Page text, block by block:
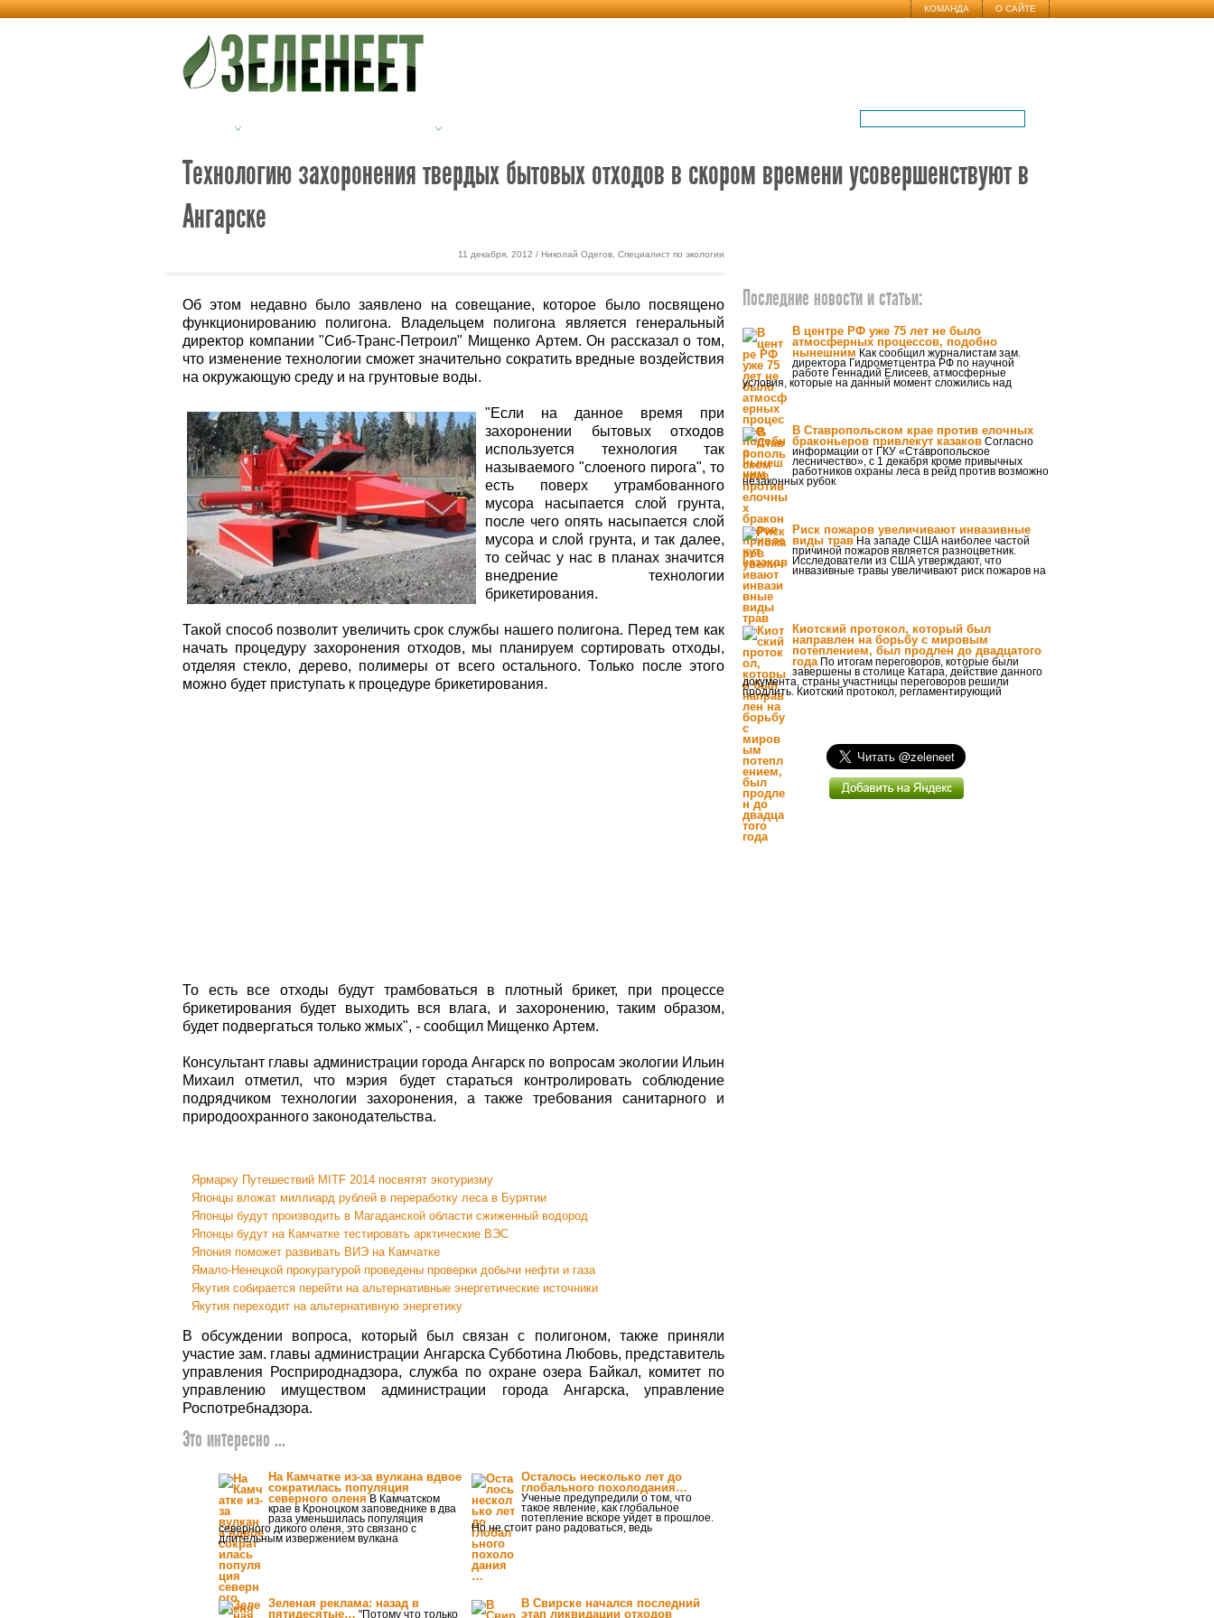
КОМАНДА О САЙТЕ
Технологию захоронения твердых бытовых отходов в скором времени усовершенствуют в
Ангарске
11 декабря, 2012 / Николай Одегов, Специалист по экологии
Об этом недавно было заявлено на совещание, которое было посвящено
функционированию полигона. Владельцем полигона является генеральный
директор компании "Сиб-Транс-Петроил" Мищенко Артем. Он рассказал о том,
что изменение технологии сможет значительно сократить вредные воздействия
на окружающую среду и на грунтовые воды.
"Если на данное время при
захоронении бытовых отходов
используется технология так
называемого "слоеного пирога", то
есть поверх утрамбованного
мусора насыпается слой грунта,
после чего опять насыпается слой
мусора и слой грунта, и так далее,
то сейчас у нас в планах значится
внедрение технологии
брикетирования.
Такой способ позволит увеличить срок службы нашего полигона. Перед тем как
начать процедуру захоронения отходов, мы планируем сортировать отходы,
отделяя стекло, дерево, полимеры от всего остального. Только после этого
можно будет приступать к процедуре брикетирования.
То есть все отходы будут трамбоваться в плотный брикет, при процессе
брикетирования будет выходить вся влага, и захоронению, таким образом,
будет подвергаться только жмых", - сообщил Мищенко Артем.
Консультант главы администрации города Ангарск по вопросам экологии Ильин
Михаил отметил, что мэрия будет стараться контролировать соблюдение
подрядчиком технологии захоронения, а также требования санитарного и
природоохранного законодательства.
Ярмарку Путешествий MITF 2014 посвятят экотуризму
Японцы вложат миллиард рублей в переработку леса в Бурятии
Японцы будут производить в Магаданской области сжиженный водород
Японцы будут на Камчатке тестировать арктические ВЭС
Япония поможет развивать ВИЭ на Камчатке
Ямало-Ненецкой прокуратурой проведены проверки добычи нефти и газа
Якутия собирается перейти на альтернативные энергетические источники
Якутия переходит на альтернативную энергетику
В обсуждении вопроса, который был связан с полигоном, также приняли
участие зам. главы администрации Ангарска Субботина Любовь, представитель
управления Росприроднадзора, служба по охране озера Байкал, комитет по
управлению имуществом администрации города Ангарска, управление
Роспотребнадзора.
Это интересно ...
На Камчатке из-за вулкана вдвое
сократилась популяция
северного оленя В Камчатском
крае в Кроноцком заповеднике в два
раза уменьшилась популяция
северного дикого оленя, это связано с
длительным извержением вулкана
Осталось несколько лет до
глобального похолодания…
Ученые предупредили о том, что
такое явление, как глобальное
потепление вскоре уйдет в прошлое.
Но не стоит рано радоваться, ведь
Зеленая реклама: назад в
пятидесятые… "Потому что только
В Свирске начался последний
этап ликвидации отходов
Последние новости и статьи:
В центре РФ уже 75 лет не было
атмосферных процессов, подобно
нынешним Как сообщил журналистам зам.
директора Гидрометцентра РФ по научной
работе Геннадий Елисеев, атмосферные
условия, которые на данный момент сложились над
В Ставропольском крае против елочных
браконьеров привлекут казаков Согласно
информации от ГКУ «Ставропольское
лесничество», с 1 декабря кроме привычных
работников охраны леса в рейд против возможно
незаконных рубок
Риск пожаров увеличивают инвазивные
виды трав На западе США наиболее частой
причиной пожаров является разноцветник.
Исследователи из США утверждают, что
инвазивные травы увеличивают риск пожаров на
Киотский протокол, который был
направлен на борьбу с мировым
потеплением, был продлен до двадцатого
годаПо итогам переговоров, которые были
завершены в столице Катара, действие данного
документа, страны участницы переговоров решили
продлить. Киотский протокол, регламентирующий